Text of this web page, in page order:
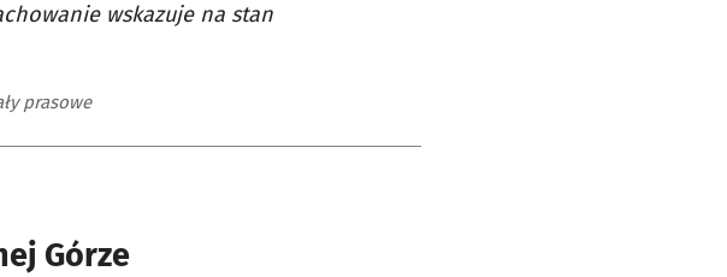
wskazuje na stan
prasowe
Górze